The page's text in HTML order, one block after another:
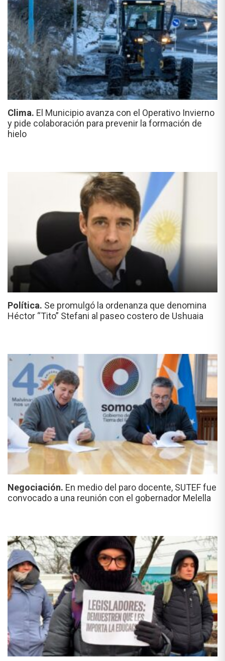
Clima. El Municipio avanza con el Operativo Invierno
y pide colaboración para prevenir la formación de
hielo
Política. Se promulgó la ordenanza que denomina
Héctor “Tito” Stefani al paseo costero de Ushuaia
Negociación. En medio del paro docente, SUTEF fue
convocado a una reunión con el gobernador Melella